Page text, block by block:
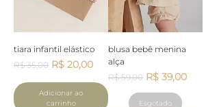
tiara infantil elástico
Preço normal
R$ 35,00 Preço promocional
R$ 20,00
Adicionar ao
carrinho
blusa bebê menina
alça
Preço normal
R$ 59,00 Preço
R$ 39,00
Esgotado